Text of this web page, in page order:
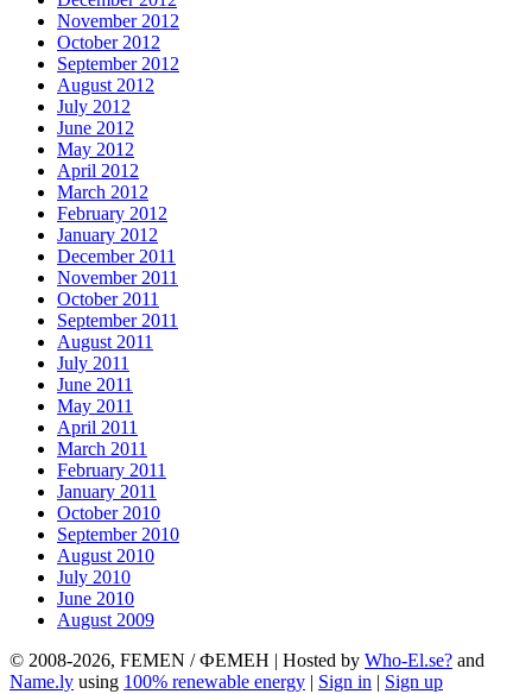
November 2012
October 2012
September 2012
August 2012
July 2012
June 2012
May 2012
April 2012
March 2012
February 2012
January 2012
December 2011
November 2011
October 2011
September 2011
August 2011
July 2011
June 2011
May 2011
April 2011
March 2011
February 2011
January 2011
October 2010
September 2010
August 2010
July 2010
June 2010
August 2009
© 2008-2026, FEMEN / ФЕМЕН | Hosted by Who-El.se? and
Name.ly using 100% renewable energy | Sign in | Sign up